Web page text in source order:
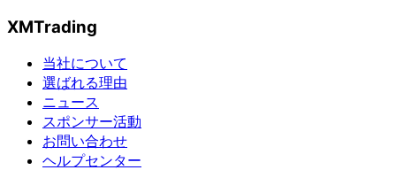
XMTrading
当社について
選ばれる理由
ニュース
スポンサー活動
お問い合わせ
ヘルプセンター